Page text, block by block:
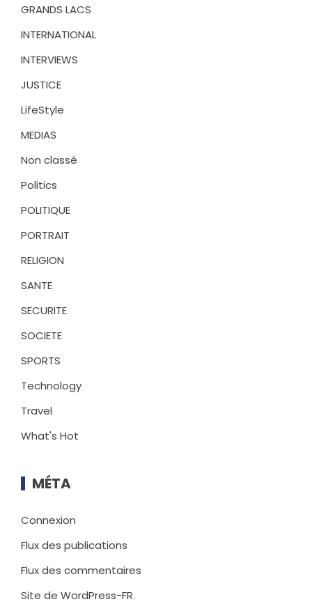
GRANDS LACS
INTERNATIONAL
INTERVIEWS
JUSTICE
LifeStyle
MEDIAS
Non classé
Politics
POLITIQUE
PORTRAIT
RELIGION
SANTE
SECURITE
SOCIETE
SPORTS
Technology
Travel
What's Hot
MÉTA
Connexion
Flux des publications
Flux des commentaires
Site de WordPress-FR